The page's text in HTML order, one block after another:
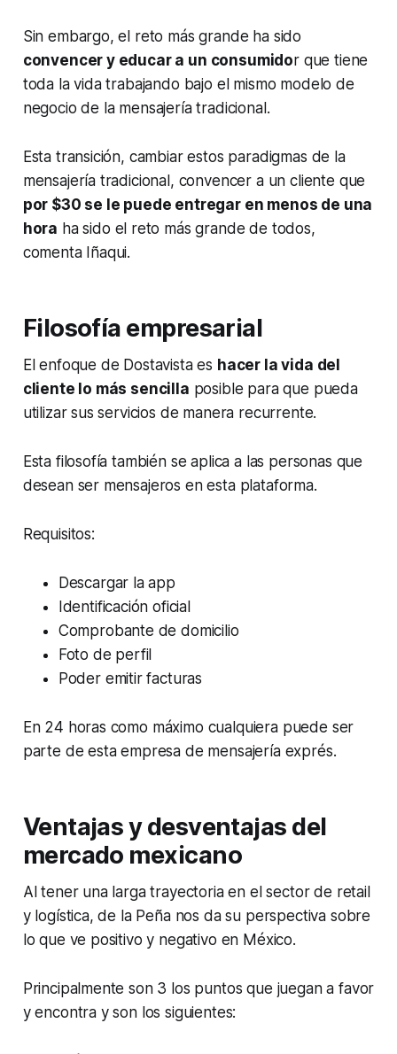
Sin embargo, el reto más grande ha sido
convencer y educar a un consumidor que tiene
toda la vida trabajando bajo el mismo modelo de
negocio de la mensajería tradicional.
Esta transición, cambiar estos paradigmas de la
mensajería tradicional, convencer a un cliente que
por $30 se le puede entregar en menos de una
hora ha sido el reto más grande de todos,
comenta Iñaqui.
Filosofía empresarial
El enfoque de Dostavista es hacer la vida del
cliente lo más sencilla posible para que pueda
utilizar sus servicios de manera recurrente.
Esta filosofía también se aplica a las personas que
desean ser mensajeros en esta plataforma.
Requisitos:
Descargar la app
Identificación oficial
Comprobante de domicilio
Foto de perfil
Poder emitir facturas
En 24 horas como máximo cualquiera puede ser
parte de esta empresa de mensajería exprés.
Ventajas y desventajas del
mercado mexicano
Al tener una larga trayectoria en el sector de retail
y logística, de la Peña nos da su perspectiva sobre
lo que ve positivo y negativo en México.
Principalmente son 3 los puntos que juegan a favor
y encontra y son los siguientes: